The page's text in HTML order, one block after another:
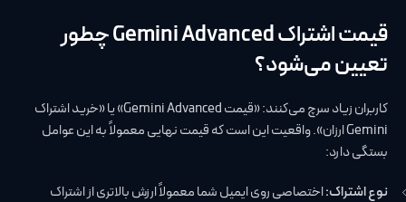
قیمت اشتراک Gemini Advanced چطور
تعیین می‌شود؟
کاربران زیاد سرچ می‌کنند: «قیمت Gemini Advanced» یا «خرید اشتراک
Gemini ارزان». واقعیت این است که قیمت نهایی معمولاً به این عوامل
بستگی دارد:
نوع اشتراک:اختصاصی روی ایمیل شما معمولاً ارزش بالاتری از اشتراک